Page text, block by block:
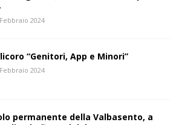
2024
“Genitori, App e Minori”
2024
permanente della Valbasento, a